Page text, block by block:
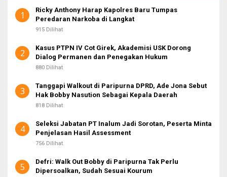
u
k
1
Ricky Anthony Harap Kapolres Baru Tumpas
Peredaran Narkoba di Langkat
915 Dilihat
2
Kasus PTPN IV Cot Girek, Akademisi USK Dorong
Dialog Permanen dan Penegakan Hukum
880 Dilihat
3
Tanggapi Walkout di Paripurna DPRD, Ade Jona Sebut
Hak Bobby Nasution Sebagai Kepala Daerah
818 Dilihat
4
Seleksi Jabatan PT Inalum Jadi Sorotan, Peserta Minta
Penjelasan Hasil Assessment
756 Dilihat
5
Defri: Walk Out Bobby di Paripurna Tak Perlu
Dipersoalkan, Sudah Sesuai Kourum